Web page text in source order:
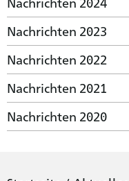
Nachrichten 2023
Nachrichten 2022
Nachrichten 2021
Nachrichten 2020